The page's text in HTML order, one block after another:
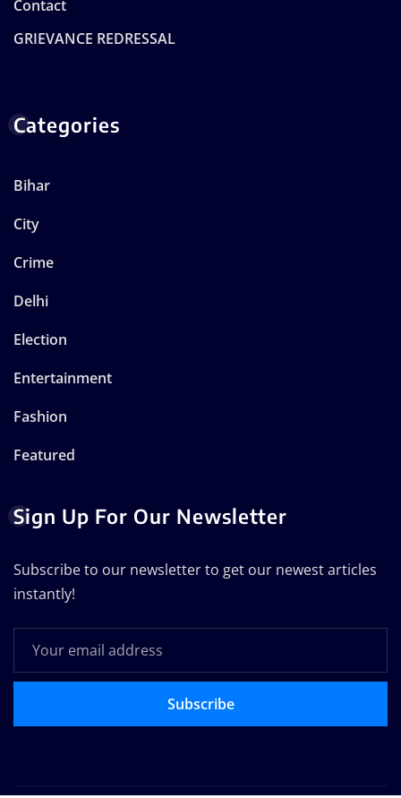
Contact
GRIEVANCE REDRESSAL
Categories
Bihar
City
Crime
Delhi
Election
Entertainment
Fashion
Featured
Sign Up For Our Newsletter
Subscribe to our newsletter to get our newest articles
instantly!
Subscribe